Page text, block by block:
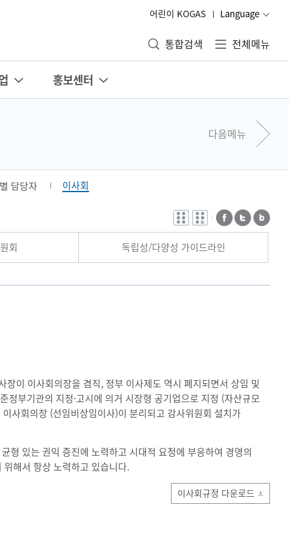
어린이 KOGAS Language
통합검색 전체메뉴
홍보센터
다음메뉴
담당자
이사회
전자점자
바로보기
전자점자
다운로드페이스북트위터블로그
회 독립성/다양성 가이드라인
이 이사회의장을 겸직, 정부 이사제도 역시 폐지되면서 상임 및
부기관의 지정·고시에 의거 시장형 공기업으로 지정 (자산규모
사회의장 (선임비상임이사)이 분리되고 감사위원회 설치가
형 있는 권익 증진에 노력하고 시대적 요청에 부응하여 경영의
해서 항상 노력하고 있습니다.
이사회규정 다운로드